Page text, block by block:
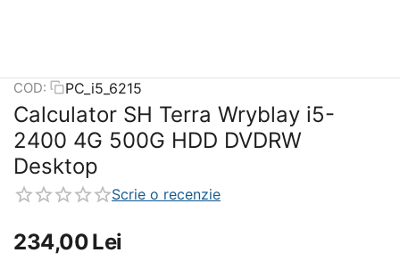
COD: PC_i5_6215
Calculator SH Terra Wryblay i5-
2400 4G 500G HDD DVDRW
Desktop
Scrie o recenzie
234,00Lei